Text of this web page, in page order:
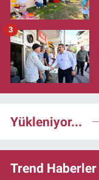
3
Yükleniyor...
Trend Haberler